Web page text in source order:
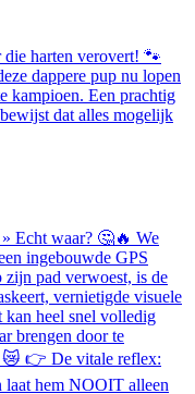
harten verovert! 🐾
dappere pup nu lopen
kampioen. Een prachtig
dat alles mogelijk
Echt waar? 🤔🔥 We
ingebouwde GPS
zijn pad verwoest, is de
vernietigde visuele
kan heel snel volledig
brengen door te
😿 👉 De vitale reflex:
laat hem NOOIT alleen